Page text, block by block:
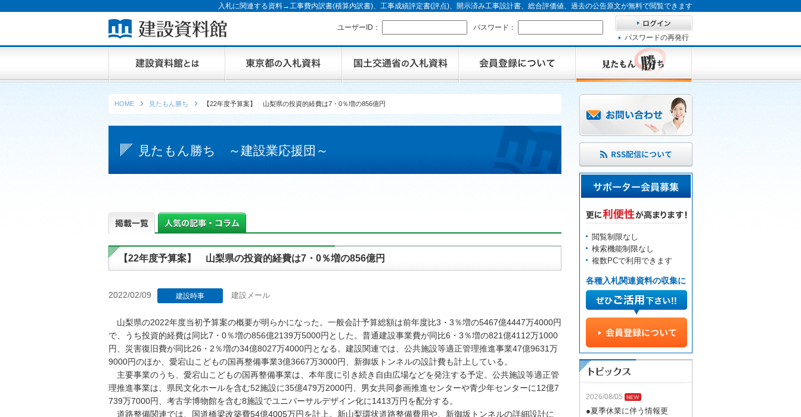
入札に関連する資料→工事費内訳書(積算内訳書)、工事成績評定書(評点)、開示済み工事設計書、総合評価値、過去の公告原文が無料で閲覧できます
ユーザーID：
パスワード：
パスワードの再発行
HOME 見たもん勝ち 【22年度予算案】 山梨県の投資的経費は7・0％増の856億円
見たもん勝ち ～建設業応援団～
【22年度予算案】 山梨県の投資的経費は7・0％増の856億円
2022/02/09 建設時事 建設メール
山梨県の2022年度当初予算案の概要が明らかになった。一般会計予算総額は前年度比3・3％増の5467億4447万4000円
で、うち投資的経費は同比7・0％増の856億2139万5000円とした。普通建設事業費が同比6・3％増の821億4112万1000
円、災害復旧費が同比26・2％増の34億8027万4000円となる。建設関連では、公共施設等適正管理推進事業47億9631万
9000円のほか、愛宕山こどもの国再整備事業3億3667万3000円、新御坂トンネルの設計費も計上している。
主要事業のうち、愛宕山こどもの国再整備事業は、本年度に引き続き自由広場などを発注する予定。公共施設等適正管
理推進事業は、県民文化ホールを含む52施設に35億479万2000円、男女共同参画推進センターや青少年センターに12億7
739万7000円、考古学博物館を含む8施設でユニバーサルデザイン化に1413万円を配分する。
道路整備関連では、国道橋梁改築費54億4005万円を計上。新山梨環状道路整備費用や、新御坂トンネルの詳細設計に
閲覧制限なし
検索機能制限なし
複数PCで利用できます
各種入札関連資料の収集に
2026/08/05
●夏季休業に伴う情報更